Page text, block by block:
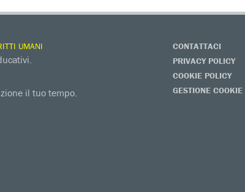
UMANI
il tuo tempo.
CONTATTACI
PRIVACY POLICY
COOKIE POLICY
GESTIONE COOKIE